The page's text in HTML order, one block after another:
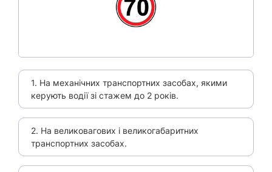
1. На механічних транспортних засобах, якими
керують водії зі стажем до 2 років.
2. На великовагових і великогабаритних
транспортних засобах.